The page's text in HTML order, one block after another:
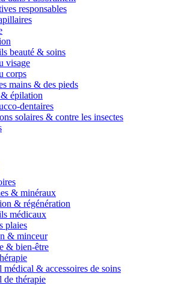
responsables
beauté & soins
visage
corps
mains & des pieds
& épilation
dentaires
solaires & contre les insectes
& minéraux
& régénération
médicaux
plaies
& minceur
& bien-être
médical & accessoires de soins
de thérapie